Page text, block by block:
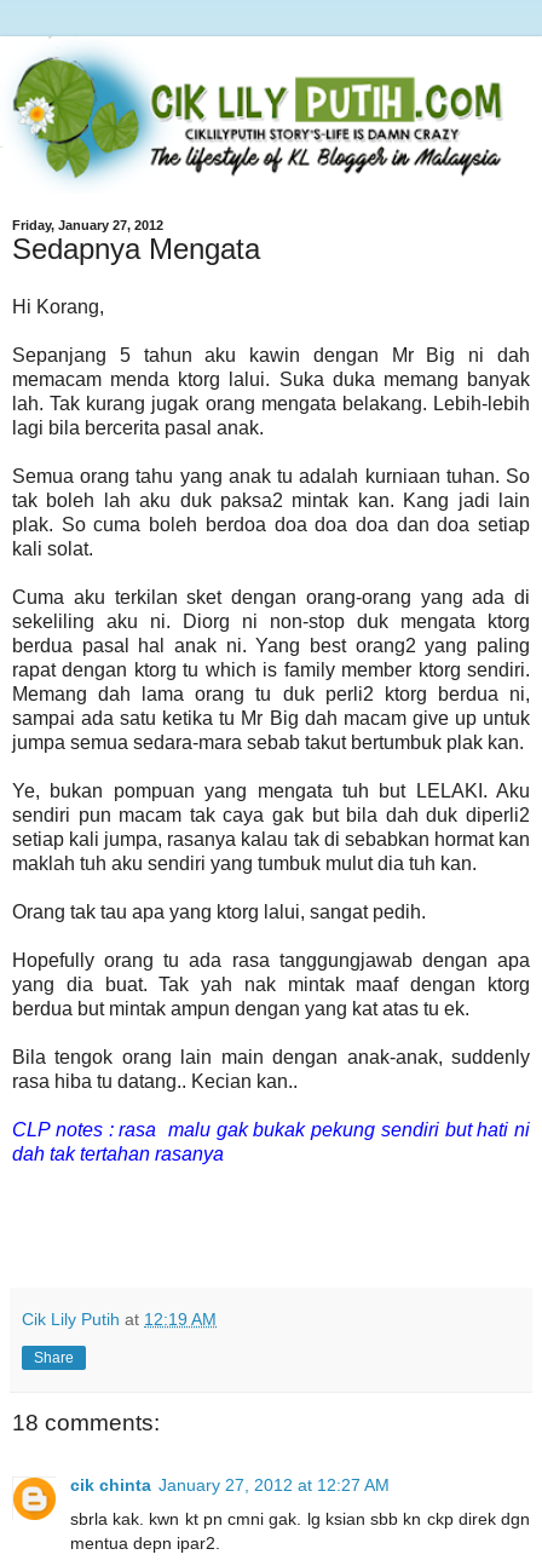
Friday, January 27, 2012
Sedapnya Mengata
Hi Korang,
Sepanjang 5 tahun aku kawin dengan Mr Big ni dah
memacam menda ktorg lalui. Suka duka memang banyak
lah. Tak kurang jugak orang mengata belakang. Lebih-lebih
lagi bila bercerita pasal anak.
Semua orang tahu yang anak tu adalah kurniaan tuhan. So
tak boleh lah aku duk paksa2 mintak kan. Kang jadi lain
plak. So cuma boleh berdoa doa doa doa dan doa setiap
kali solat.
Cuma aku terkilan sket dengan orang-orang yang ada di
sekeliling aku ni. Diorg ni non-stop duk mengata ktorg
berdua pasal hal anak ni. Yang best orang2 yang paling
rapat dengan ktorg tu which is family member ktorg sendiri.
Memang dah lama orang tu duk perli2 ktorg berdua ni,
sampai ada satu ketika tu Mr Big dah macam give up untuk
jumpa semua sedara-mara sebab takut bertumbuk plak kan.
Ye, bukan pompuan yang mengata tuh but LELAKI. Aku
sendiri pun macam tak caya gak but bila dah duk diperli2
setiap kali jumpa, rasanya kalau tak di sebabkan hormat kan
maklah tuh aku sendiri yang tumbuk mulut dia tuh kan.
Orang tak tau apa yang ktorg lalui, sangat pedih.
Hopefully orang tu ada rasa tanggungjawab dengan apa
yang dia buat. Tak yah nak mintak maaf dengan ktorg
berdua but mintak ampun dengan yang kat atas tu ek.
Bila tengok orang lain main dengan anak-anak, suddenly
rasa hiba tu datang.. Kecian kan..
CLP notes : rasa malu gak bukak pekung sendiri but hati ni
dah tak tertahan rasanya
Cik Lily Putih at 12:19 AM
Share
18 comments:
cik chinta January 27, 2012 at 12:27 AM
sbrla kak. kwn kt pn cmni gak. lg ksian sbb kn ckp direk dgn
mentua depn ipar2.